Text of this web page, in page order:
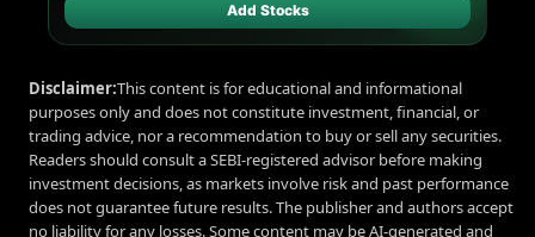
Add Stocks
Disclaimer:This content is for educational and informational
purposes only and does not constitute investment, financial, or
trading advice, nor a recommendation to buy or sell any securities.
Readers should consult a SEBI-registered advisor before making
investment decisions, as markets involve risk and past performance
does not guarantee future results. The publisher and authors accept
no liability for any losses. Some content may be AI-generated and